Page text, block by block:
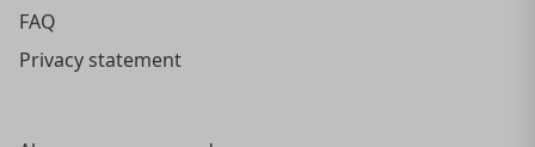
FAQ
Privacy statement